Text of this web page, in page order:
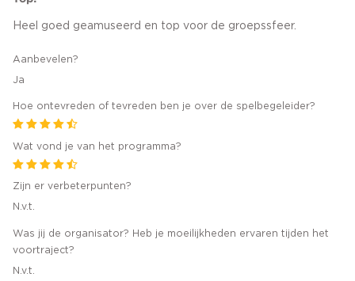
Heel goed geamuseerd en top voor de groepssfeer.
Aanbevelen?
Ja
Hoe ontevreden of tevreden ben je over de spelbegeleider?
Wat vond je van het programma?
Zijn er verbeterpunten?
N.v.t.
Was jij de organisator? Heb je moeilijkheden ervaren tijden het
voortraject?
N.v.t.